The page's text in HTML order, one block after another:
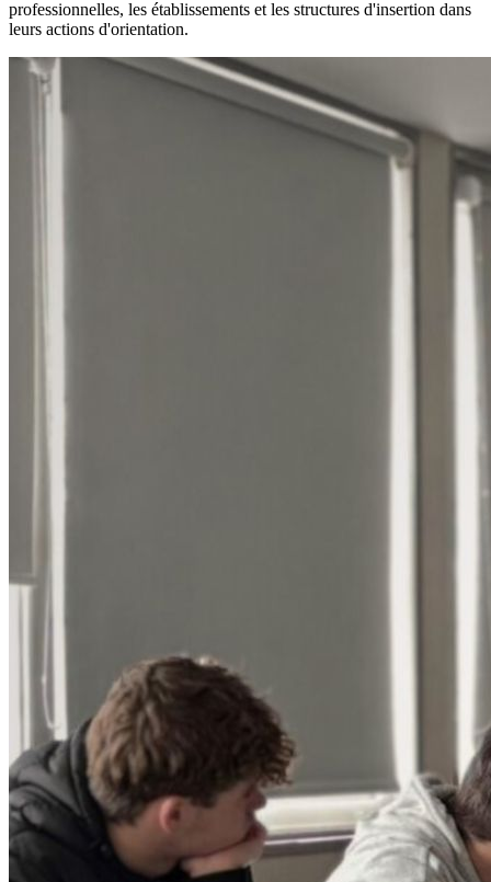
professionnelles, les établissements et les structures d'insertion dans
leurs actions d'orientation.